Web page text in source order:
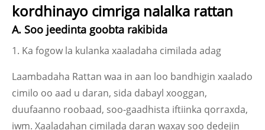
kordhinayo cimriga nalalka rattan
A. Soo jeedinta goobta rakibida
1. Ka fogow la kulanka xaaladaha cimilada adag
Laambadaha Rattan waa in aan loo bandhigin xaalado
cimilo oo aad u daran, sida dabayl xooggan,
duufaanno roobaad, soo-gaadhista iftiinka qorraxda,
iwm. Xaaladahan cimilada daran waxay soo dedejin